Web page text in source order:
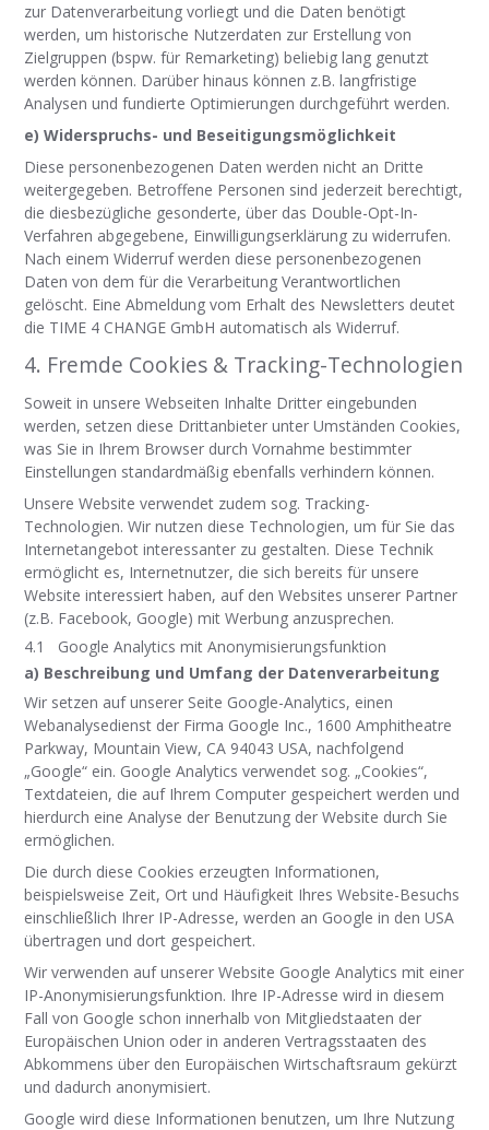
zur Datenverarbeitung vorliegt und die Daten benötigt
werden, um historische Nutzerdaten zur Erstellung von
Zielgruppen (bspw. für Remarketing) beliebig lang genutzt
werden können. Darüber hinaus können z.B. langfristige
Analysen und fundierte Optimierungen durchgeführt werden.
e) Widerspruchs- und Beseitigungsmöglichkeit
Diese personenbezogenen Daten werden nicht an Dritte
weitergegeben. Betroffene Personen sind jederzeit berechtigt,
die diesbezügliche gesonderte, über das Double-Opt-In-
Verfahren abgegebene, Einwilligungserklärung zu widerrufen.
Nach einem Widerruf werden diese personenbezogenen
Daten von dem für die Verarbeitung Verantwortlichen
gelöscht. Eine Abmeldung vom Erhalt des Newsletters deutet
die TIME 4 CHANGE GmbH automatisch als Widerruf.
4. Fremde Cookies & Tracking-Technologien
Soweit in unsere Webseiten Inhalte Dritter eingebunden
werden, setzen diese Drittanbieter unter Umständen Cookies,
was Sie in Ihrem Browser durch Vornahme bestimmter
Einstellungen standardmäßig ebenfalls verhindern können.
Unsere Website verwendet zudem sog. Tracking-
Technologien. Wir nutzen diese Technologien, um für Sie das
Internetangebot interessanter zu gestalten. Diese Technik
ermöglicht es, Internetnutzer, die sich bereits für unsere
Website interessiert haben, auf den Websites unserer Partner
(z.B. Facebook, Google) mit Werbung anzusprechen.
4.1 Google Analytics mit Anonymisierungsfunktion
a) Beschreibung und Umfang der Datenverarbeitung
Wir setzen auf unserer Seite Google-Analytics, einen
Webanalysedienst der Firma Google Inc., 1600 Amphitheatre
Parkway, Mountain View, CA 94043 USA, nachfolgend
„Google“ ein. Google Analytics verwendet sog. „Cookies“,
Textdateien, die auf Ihrem Computer gespeichert werden und
hierdurch eine Analyse der Benutzung der Website durch Sie
ermöglichen.
Die durch diese Cookies erzeugten Informationen,
beispielsweise Zeit, Ort und Häufigkeit Ihres Website-Besuchs
einschließlich Ihrer IP-Adresse, werden an Google in den USA
übertragen und dort gespeichert.
Wir verwenden auf unserer Website Google Analytics mit einer
IP-Anonymisierungsfunktion. Ihre IP-Adresse wird in diesem
Fall von Google schon innerhalb von Mitgliedstaaten der
Europäischen Union oder in anderen Vertragsstaaten des
Abkommens über den Europäischen Wirtschaftsraum gekürzt
und dadurch anonymisiert.
Google wird diese Informationen benutzen, um Ihre Nutzung